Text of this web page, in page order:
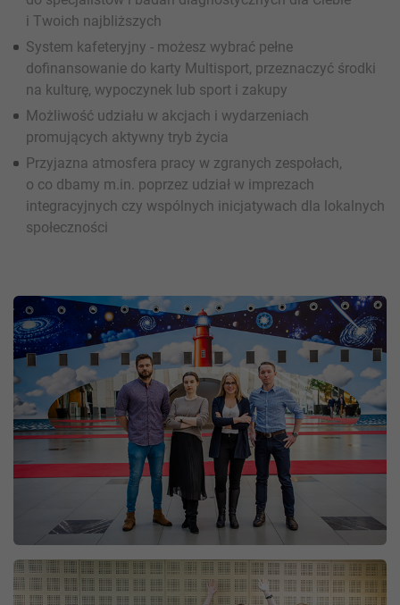
i Twoich najbliższych
System kafeteryjny - możesz wybrać pełne
dofinansowanie do karty Multisport, przeznaczyć środki
na kulturę, wypoczynek lub sport i zakupy
Możliwość udziału w akcjach i wydarzeniach
promujących aktywny tryb życia
Przyjazna atmosfera pracy w zgranych zespołach,
o co dbamy m.in. poprzez udział w imprezach
integracyjnych czy wspólnych inicjatywach dla lokalnych
społeczności